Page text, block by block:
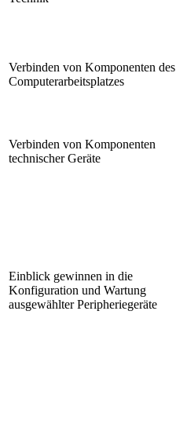
Verbinden von Komponenten des
Computerarbeitsplatzes
Verbinden von Komponenten
technischer Geräte
Einblick gewinnen in die
Konfiguration und Wartung
ausgewählter Peripheriegeräte